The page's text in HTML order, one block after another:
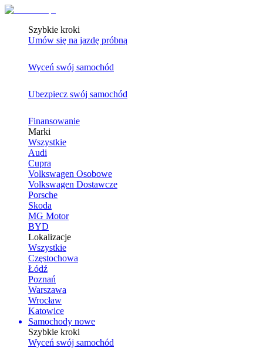
Szybkie kroki
Umów się na jazdę próbną
Wyceń swój samochód
Ubezpiecz swój samochód
Finansowanie
Marki
Wszystkie
Audi
Cupra
Volkswagen Osobowe
Volkswagen Dostawcze
Porsche
Skoda
MG Motor
BYD
Lokalizacje
Wszystkie
Częstochowa
Łódź
Poznań
Warszawa
Wrocław
Katowice
Samochody nowe
Szybkie kroki
Wyceń swój samochód